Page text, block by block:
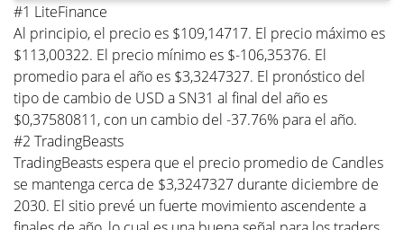
#1 LiteFinance
Al principio, el precio es $109,14717. El precio máximo es
$113,00322. El precio mínimo es $-106,35376. El
promedio para el año es $3,3247327. El pronóstico del
tipo de cambio de USD a SN31 al final del año es
$0,37580811, con un cambio del -37.76% para el año.
#2 TradingBeasts
TradingBeasts espera que el precio promedio de Candles
se mantenga cerca de $3,3247327 durante diciembre de
2030. El sitio prevé un fuerte movimiento ascendente a